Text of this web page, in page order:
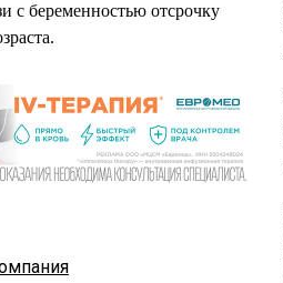
с беременностью отсрочку